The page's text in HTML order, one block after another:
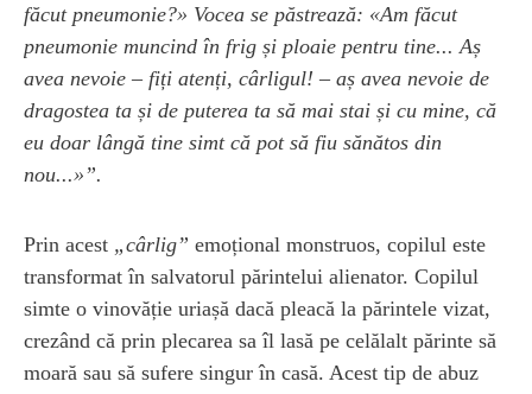
făcut pneumonie?» Vocea se păstrează: «Am făcut
pneumonie muncind în frig și ploaie pentru tine... Aș
avea nevoie – fiți atenți, cârligul! – aș avea nevoie de
dragostea ta și de puterea ta să mai stai și cu mine, că
eu doar lângă tine simt că pot să fiu sănătos din
nou...»”.
Prin acest „cârlig” emoțional monstruos, copilul este
transformat în salvatorul părintelui alienator. Copilul
simte o vinovăție uriașă dacă pleacă la părintele vizat,
crezând că prin plecarea sa îl lasă pe celălalt părinte să
moară sau să sufere singur în casă. Acest tip de abuz